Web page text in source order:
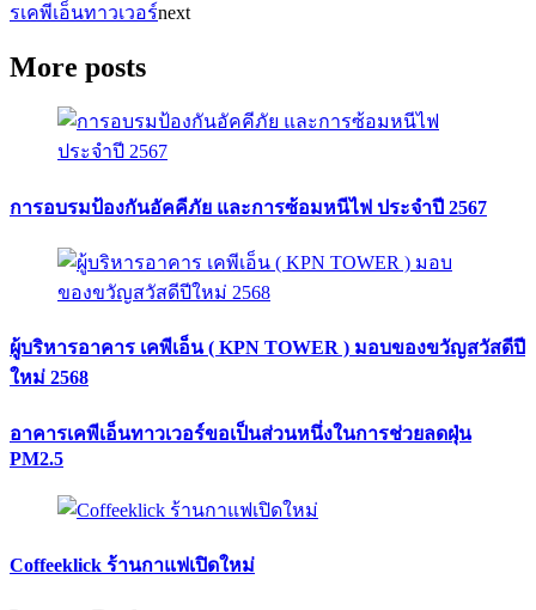
รเคพีเอ็นทาวเวอร์next
More posts
การอบรมป้องกันอัคคีภัย และการซ้อมหนีไฟ ประจำปี 2567
ผู้บริหารอาคาร เคพีเอ็น ( KPN TOWER ) มอบของขวัญสวัสดีปี
ใหม่ 2568
อาคารเคพีเอ็นทาวเวอร์ขอเป็นส่วนหนึ่งในการช่วยลดฝุ่น
PM2.5
Coffeeklick ร้านกาแฟเปิดใหม่